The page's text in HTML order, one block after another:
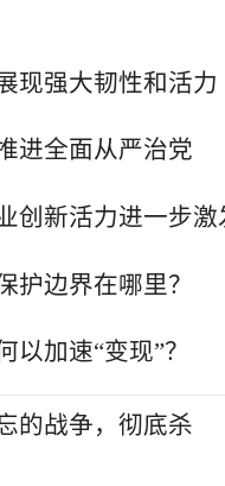
现强大韧性和活力
进全面从严治党
创新活力进一步激
护边界在哪里？
以加速“变现”？
的战争，彻底杀